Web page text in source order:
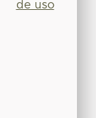
de uso